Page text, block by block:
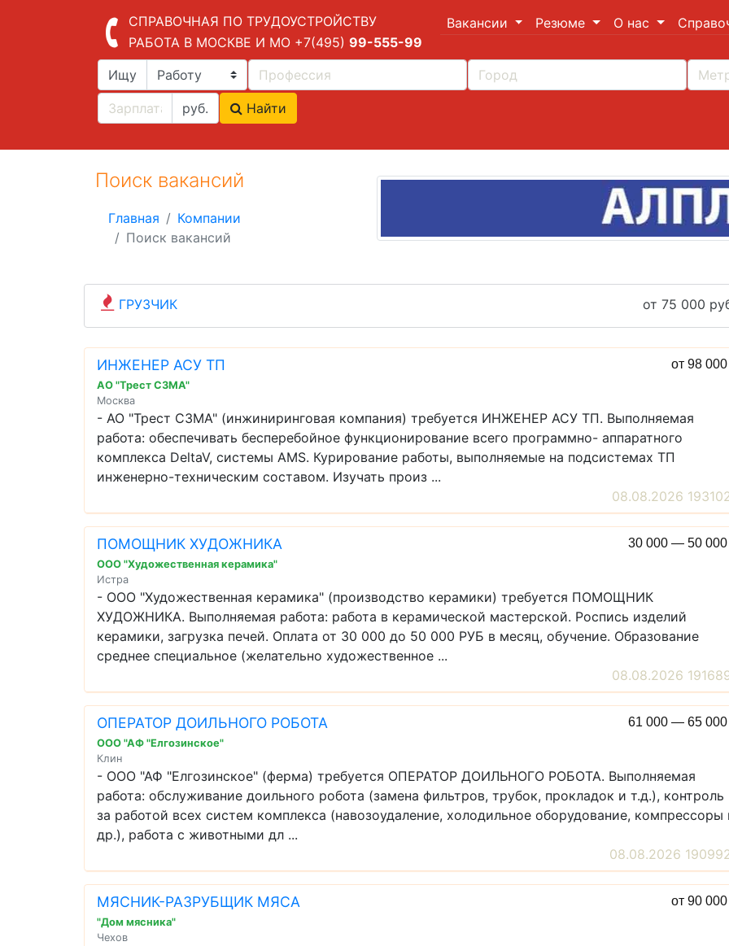
СПРАВОЧНАЯ ПО ТРУДОУСТРОЙСТВУ
РАБОТА В МОСКВЕ И МО +7(495) 99-555-99
Вакансии Резюме О нас
Ищу
руб. Найти
Поиск вакансий
Главная
Компании
Поиск вакансий
ГРУЗЧИК от 75 000
ИНЖЕНЕР АСУ ТП от 98 000
АО "Трест СЗМА"
Москва
- АО "Трест СЗМА" (инжиниринговая компания) требуется ИНЖЕНЕР АСУ ТП. Выполняемая
работа: обеспечивать бесперебойное функционирование всего программно- аппаратного
комплекса DeltaV, системы АМS. Курирование работы, выполняемые на подсистемах ТП
инженерно-техническим составом. Изучать произ ...
08.08.2026
ПОМОЩНИК ХУДОЖНИКА 30 000 — 50 000
ООО "Художественная керамика"
Истра
- ООО "Художественная керамика" (производство керамики) требуется ПОМОЩНИК
ХУДОЖНИКА. Выполняемая работа: работа в керамической мастерской. Роспись изделий
керамики, загрузка печей. Оплата от 30 000 до 50 000 РУБ в месяц, обучение. Образование
среднее специальное (желательно художественное ...
08.08.2026
ОПЕРАТОР ДОИЛЬНОГО РОБОТА 61 000 — 65 000
ООО "АФ "Елгозинское"
Клин
- ООО "АФ "Елгозинское" (ферма) требуется ОПЕРАТОР ДОИЛЬНОГО РОБОТА. Выполняемая
работа: обслуживание доильного робота (замена фильтров, трубок, прокладок и т.д.), контроль
за работой всех систем комплекса (навозоудаление, холодильное оборудование, компрессоры
др.), работа с животными дл ...
08.08.2026
МЯСНИК-РАЗРУБЩИК МЯСА от 90 000
"Дом мясника"
Чехов